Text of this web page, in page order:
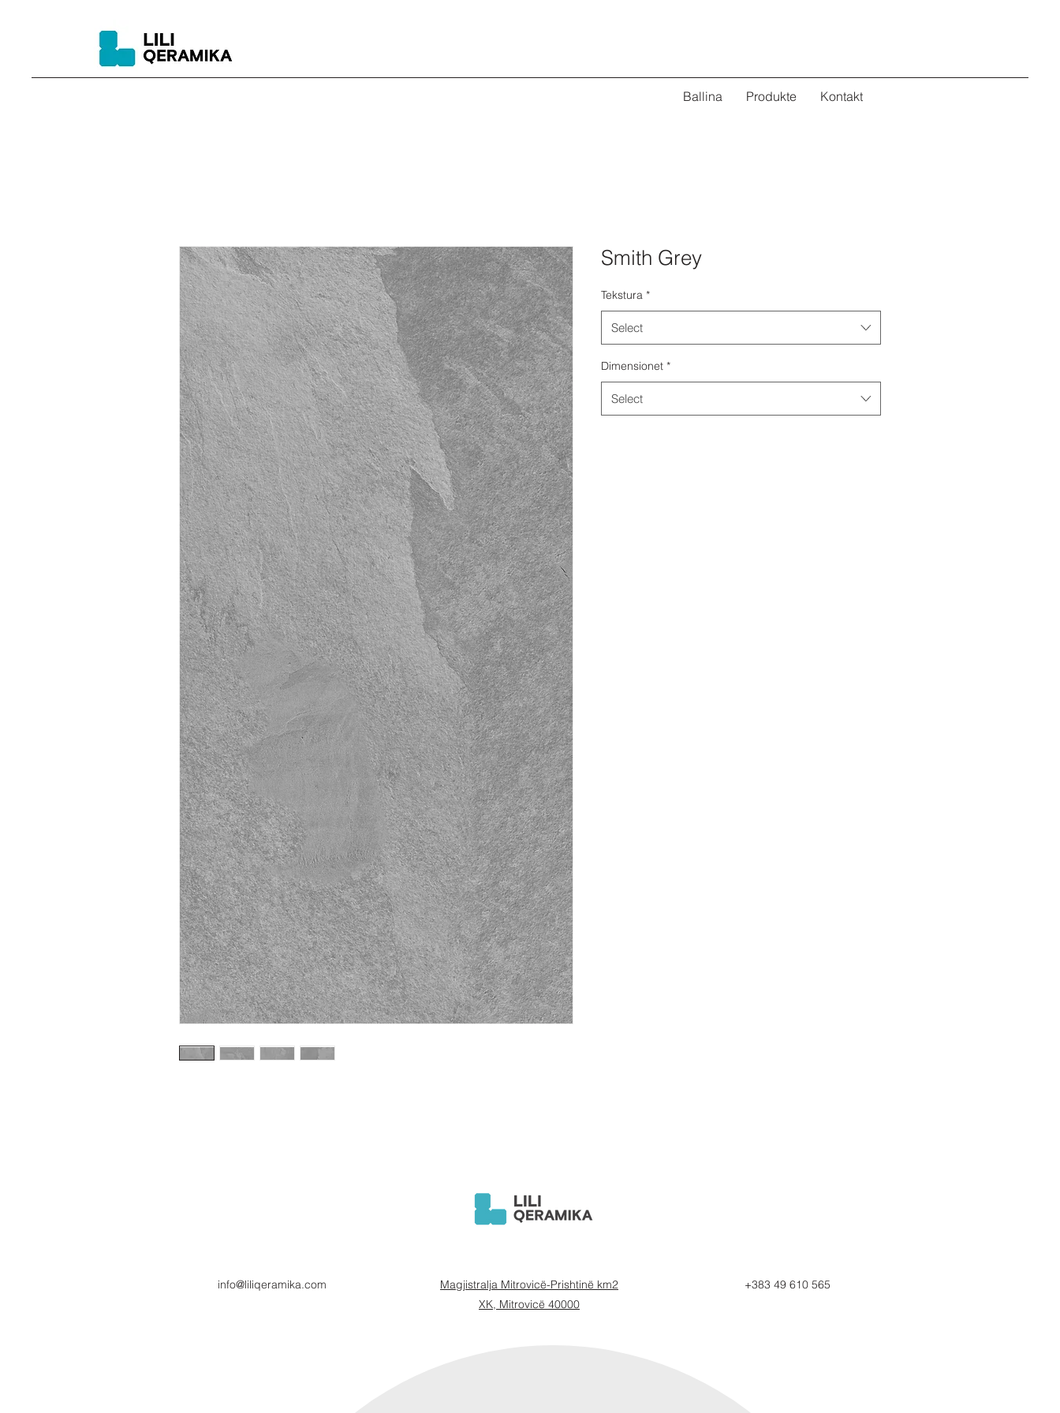
Ballina Produkte Kontakt
Smith Grey
Tekstura *
Select
Dimensionet *
Select
info@liliqeramika.com
Magjistralja Mitrovicë-Prishtinë km2
XK, Mitrovicë 40000
+383 49 610 565